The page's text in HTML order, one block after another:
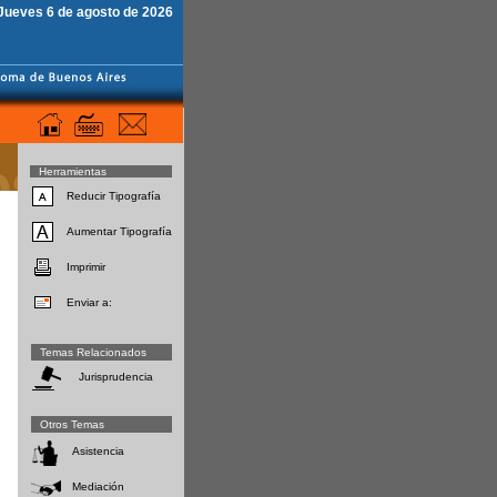
6 de agosto de 2026
Herramientas
Reducir Tipografía
Aumentar Tipografía
Imprimir
Enviar a:
Temas Relacionados
Jurisprudencia
Otros Temas
Asistencia
Mediación